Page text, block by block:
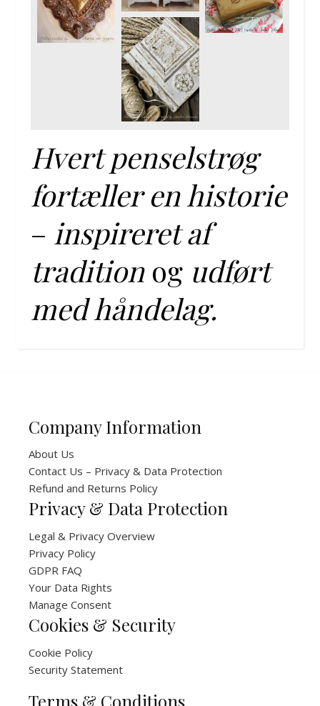
Hvert penselstrøg
fortæller en historie
– inspireret af
traditionog udført
med håndelag.
Company Information
About Us
Contact Us – Privacy & Data Protection
Refund and Returns Policy
Privacy & Data Protection
Legal & Privacy Overview
Privacy Policy
GDPR FAQ
Your Data Rights
Manage Consent
Cookies & Security
Cookie Policy
Security Statement
Terms & Conditions